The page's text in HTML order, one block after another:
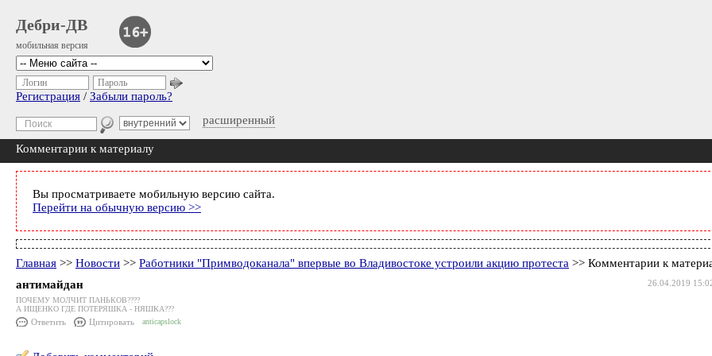
Дебри-ДВ
мобильная версия
расширенный
Логин Пароль
Регистрация / Забыли пароль?
Комментарии к материалу
Вы просматриваете мобильную версию сайта.
Перейти на обычную версию >>
Главная >> Новости >> Работники "Примводоканала" впервые во Владивостоке устроили акцию протеста >> Комментарии к
26.04.2019
антимайдан
ПОЧЕМУ МОЛЧИТ ПАНЬКОВ????
А ИЩЕНКО ГДЕ ПОТЕРЯШКА - НЯШКА???
Ответить Цитировать anticapslock